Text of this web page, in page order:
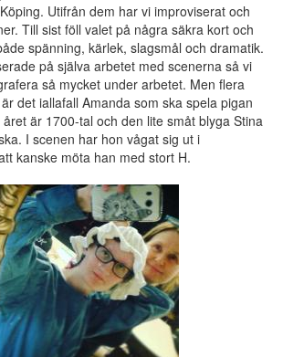
Utifrån dem har vi improviserat och
Till sist föll valet på några säkra kort och
spänning, kärlek, slagsmål och dramatik.
på själva arbetet med scenerna så vi
så mycket under arbetet. Men flera
det iallafall Amanda som ska spela pigan
är 1700-tal och den lite småt blyga Stina
I scenen har hon vågat sig ut i
kanske möta han med stort H.